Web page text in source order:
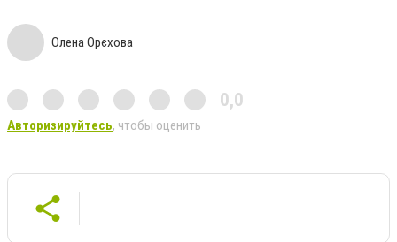
Олена Орєхова
0,0
Авторизируйтесь, чтобы оценить